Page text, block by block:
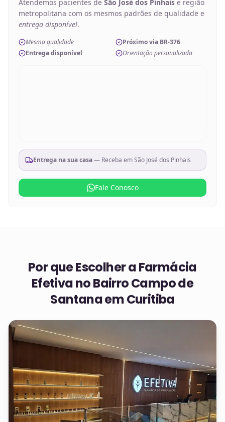
Atendemos pacientes de São José dos Pinhais e região
metropolitana com os mesmos padrões de qualidade e
entrega disponível.
Mesma qualidade
Próximo via BR-376
Entrega disponível
Orientação personalizada
Entrega na sua casa— Receba emSão José dos Pinhais
Fale Conosco
Por que Escolher a Farmácia
Efetiva noBairro Campo de
Santana em Curitiba